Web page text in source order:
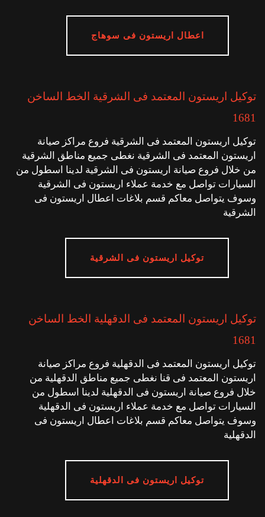
اعطال اريستون فى سوهاج
توكيل اريستون المعتمد فى الشرقية الخط الساخن
1681
توكيل اريستون المعتمد فى الشرقية فروع مراكز صيانة
اريستون المعتمد فى الشرقية نغطى جميع مناطق الشرقية
من خلال فروع صيانة اريستون فى الشرقية لدينا اسطول من
السيارات تواصل مع خدمة عملاء اريستون فى الشرقية
وسوف يتواصل معاكم قسم بلاغات اعطال اريستون فى
الشرقية
توكيل اريستون فى الشرقية
توكيل اريستون المعتمد فى الدقهلية الخط الساخن
1681
توكيل اريستون المعتمد فى الدقهلية فروع مراكز صيانة
اريستون المعتمد فى قنا نغطى جميع مناطق الدقهلية من
خلال فروع صيانة اريستون فى الدقهلية لدينا اسطول من
السيارات تواصل مع خدمة عملاء اريستون فى الدقهلية
وسوف يتواصل معاكم قسم بلاغات اعطال اريستون فى
الدقهلية
توكيل اريستون فى الدقهلية